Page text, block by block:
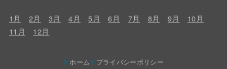
1月 2月 3月 4月 5月 6月 7月 8月 9月
10月
11月
12月
ホーム プライバシーポリシー